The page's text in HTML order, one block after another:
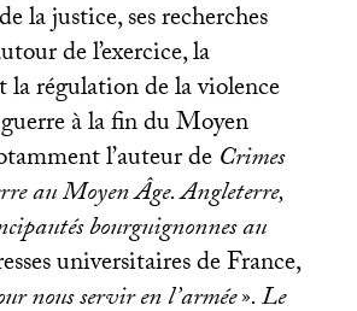
la justice, ses recherches
de l’exercice, la
régulation de la violence
à la fin du Moyen
l’auteur deCrimes
au Moyen Âge. Angleterre,
bourguignonnes au
universitaires de France,
nous servir en l’armée». Le